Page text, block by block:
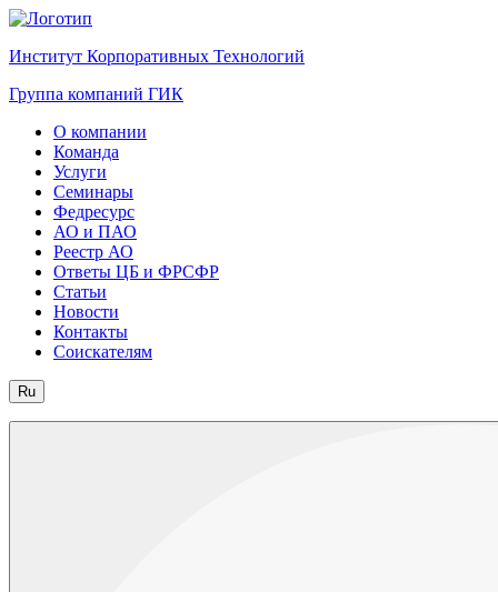
Институт Корпоративных Технологий
Группа компаний ГИК
О компании
Команда
Услуги
Семинары
Федресурс
АО и ПАО
Реестр АО
Ответы ЦБ и ФРСФР
Статьи
Новости
Контакты
Соискателям
Ru